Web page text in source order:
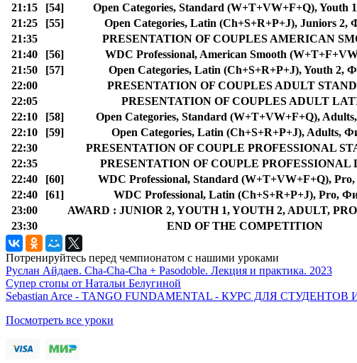
21:15
[54]
Open Categories, Standard (W+T+VW+F+Q), Youth
21:25
[55]
Open Categories, Latin (Ch+S+R+P+J), Juniors 2,
21:35
PRESENTATION OF COUPLES AMERICAN
21:40
[56]
WDC Professional, American Smooth
21:50
[57]
Open Categories, Latin (Ch+S+R+P+J), Youth 2,
22:00
PRESENTATION OF COUPLES ADULT
22:05
PRESENTATION OF COUPLES ADULT
22:10
[58]
Open Categories, Standard (W+T+VW+F+Q),
22:10
[59]
Open Categories, Latin (Ch+S+R+P+J), Adults,
22:30
PRESENTATION OF COUPLE PROFESSIONAL
22:35
PRESENTATION OF COUPLE PROFESSIONAL
22:40
[60]
WDC Professional, Standard (W+T+VW+F+Q),
22:40
[61]
WDC Professional, Latin (Ch+S+R+P+J), Pro,
23:00
AWARD : JUNIOR 2, YOUTH 1, YOUTH 2, ADULT,
23:30
END OF THE COMPETITION
Потренируйтесь перед чемпионатом с нашими уроками
Руслан Айдаев. Cha-Cha-Cha + Pasodoble. Лекция и практика. 2023
Супер стопы от Натальи Белугиной
Sebastian Arce - TANGO FUNDAMENTAL - КУРС ДЛЯ
Посмотреть все уроки